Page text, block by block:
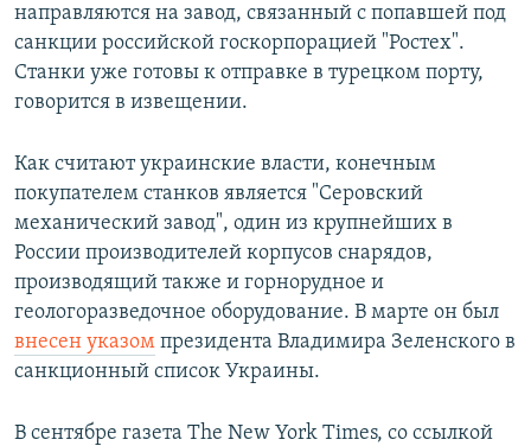
Все сайты RFE/RL
направляются на завод, связанный с попавшей под
санкции российской госкорпорацией "Ростех".
Станки уже готовы к отправке в турецком порту,
говорится в извещении.
Как считают украинские власти, конечным
покупателем станков является "Серовский
механический завод", один из крупнейших в
России производителей корпусов снарядов,
производящий также и горнорудное и
геологоразведочное оборудование. В марте он был
внесен указом президента Владимира Зеленского в
санкционный список Украины.
В сентябре газета The New York Times, со ссылкой